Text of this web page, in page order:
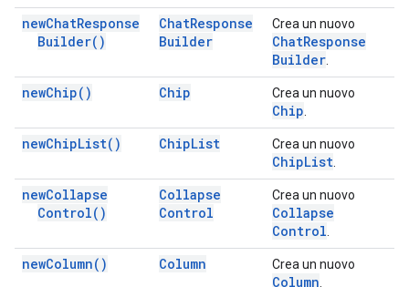
newChatResponse
Builder( )
ChatResponse
Builder
Crea un nuovo
ChatResponse
Builder
newChip( ) Chip Crea un nuovo
Chip
newChipList( ) ChipList Crea un nuovo
ChipList
newCollapse
Control( )
Collapse
Control
Crea un nuovo
Collapse
Control
newColumn( ) Column Crea un nuovo
Column